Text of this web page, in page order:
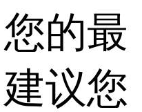
的最
议您